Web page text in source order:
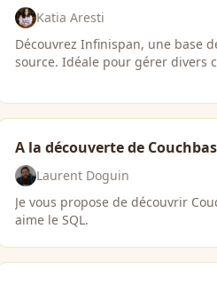
Katia Aresti
Découvrez Infinispan, une base
source. Idéale pour gérer divers
A la découverte de
Laurent Doguin
Je vous propose de découvrir
aime le SQL.